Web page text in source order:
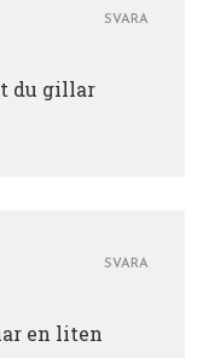
du gillar
SVARA
en liten
SVARA